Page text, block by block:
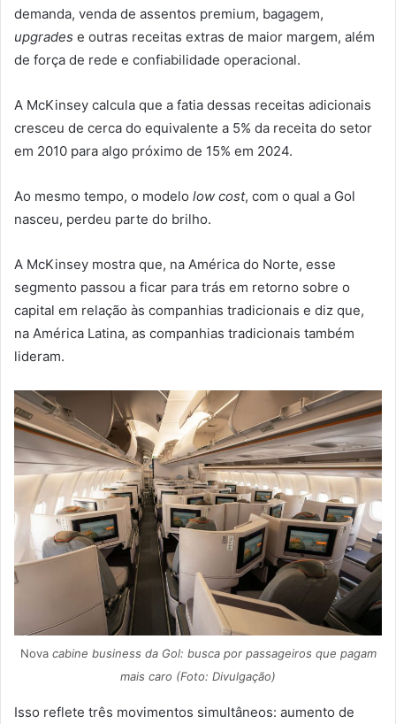
demanda, venda de assentos premium, bagagem,
upgrades e outras receitas extras de maior margem, além
de força de rede e confiabilidade operacional.
A McKinsey calcula que a fatia dessas receitas adicionais
cresceu de cerca do equivalente a 5% da receita do setor
em 2010 para algo próximo de 15% em 2024.
Ao mesmo tempo, o modelo low cost, com o qual a Gol
nasceu, perdeu parte do brilho.
A McKinsey mostra que, na América do Norte, esse
segmento passou a ficar para trás em retorno sobre o
capital em relação às companhias tradicionais e diz que,
na América Latina, as companhias tradicionais também
lideram.
Nova cabine business da Gol: busca por passageiros que pagam
mais caro (Foto: Divulgação)
Isso reflete três movimentos simultâneos: aumento de